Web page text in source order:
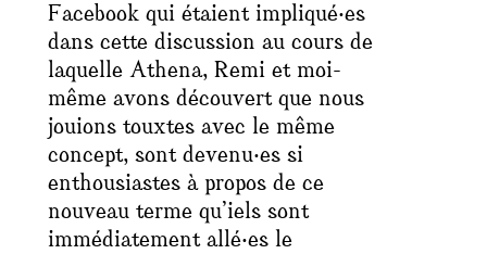
Facebook qui étaient impliqué‧es
dans cette discussion au cours de
laquelle Athena, Remi et moi-
même avons découvert que nous
jouions touxtes avec le même
concept, sont devenu‧es si
enthousiastes à propos de ce
nouveau terme qu’iels sont
immédiatement allé‧es le